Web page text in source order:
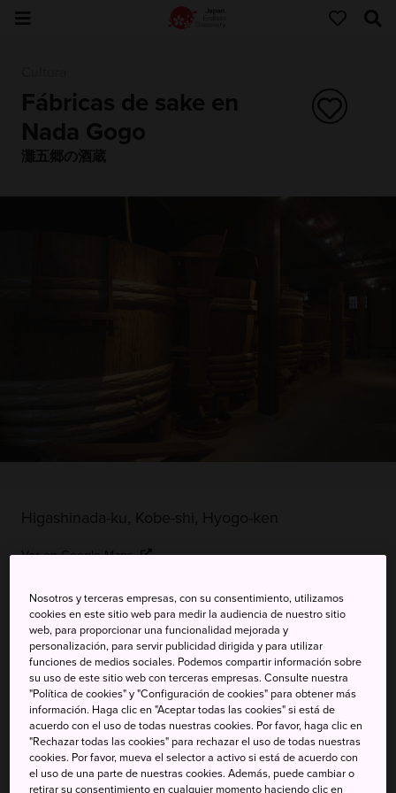
Fábricas de sake en
Nada Gogo
灘五郷の酒蔵
Higashinada-ku, Kobe-shi, Hyogo-ken
Ver en Google Maps
PALABRAS CLAVE MAPA
La meca del sake: visitas
guiadas, catas y la oportunidad
de aprender sobre este licor
Nosotros y terceras empresas, con su consentimiento, utilizamos
cookies en este sitio web para medir la audiencia de nuestro sitio
web, para proporcionar una funcionalidad mejorada y
personalización, para servir publicidad dirigida y para utilizar
funciones de medios sociales. Podemos compartir información sobre
su uso de este sitio web con terceras empresas. Consulte nuestra
"Política de cookies" y "Configuración de cookies" para obtener más
información. Haga clic en "Aceptar todas las cookies" si está de
acuerdo con el uso de todas nuestras cookies. Por favor, haga clic en
"Rechazar todas las cookies" para rechazar el uso de todas nuestras
cookies. Por favor, mueva el selector a activo si está de acuerdo con
el uso de una parte de nuestras cookies. Además, puede cambiar o
retirar su consentimiento en cualquier momento haciendo clic en